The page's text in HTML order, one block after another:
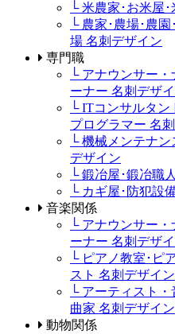
└ 米農家･お米屋
└ 農家･農場･農
場 名刺デザイン
専門職
└ アナウンサー
ーナー 名刺デザ
└ ITコンサルタン
プログラマー 名
└ 機械メンテナ
デザイン
└ 鍛冶屋･鍛冶職
└ カギ屋･防犯設
音楽関係
└ アナウンサー
ーナー 名刺デザ
└ ピアノ教室･ピ
スト 名刺デザイン
└ アーティスト
曲家 名刺デザイン
動物関係